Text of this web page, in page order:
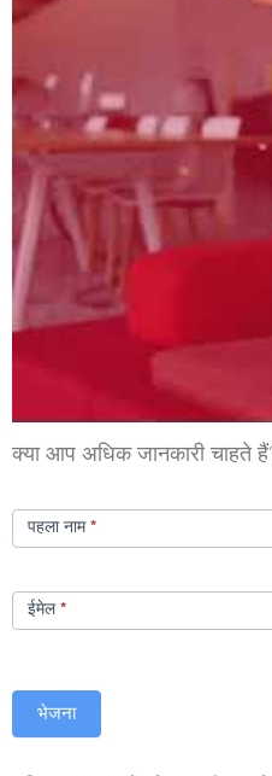
क्या आप अधिक जानकारी चाहते
विवरणिका
पहला नाम *
ईमेल *
भेजना